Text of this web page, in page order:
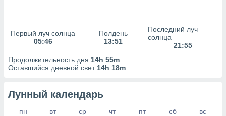
Первый луч солнца
05:46
Полдень
13:51
Последний луч
солнца
21:55
Продолжительность дня 14h 55m
Оставшийся дневной свет 14h 18m
Лунный календарь
пн вт ср чт пт сб
вс